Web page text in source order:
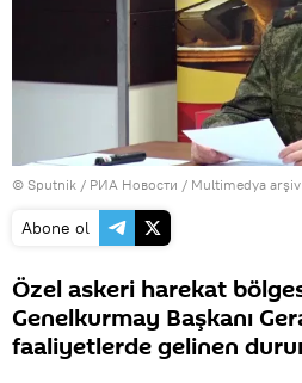
© Sputnik / РИА Новости / Multimedya
Abone ol
Özel askeri harekat
Genelkurmay Başkanı
faaliyetlerde gelinen